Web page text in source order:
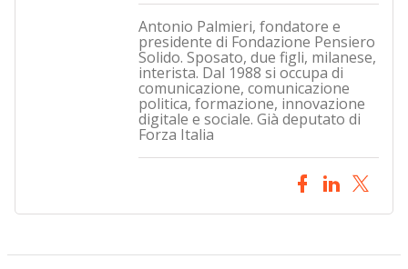
Antonio Palmieri, fondatore e
presidente di Fondazione Pensiero
Solido. Sposato, due figli, milanese,
interista. Dal 1988 si occupa di
comunicazione, comunicazione
politica, formazione, innovazione
digitale e sociale. Già deputato di
Forza Italia